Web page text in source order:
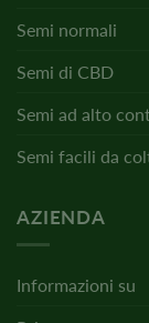
Semi normali
Semi di CBD
Semi ad alto
Semi facili da
AZIENDA
Informazioni su